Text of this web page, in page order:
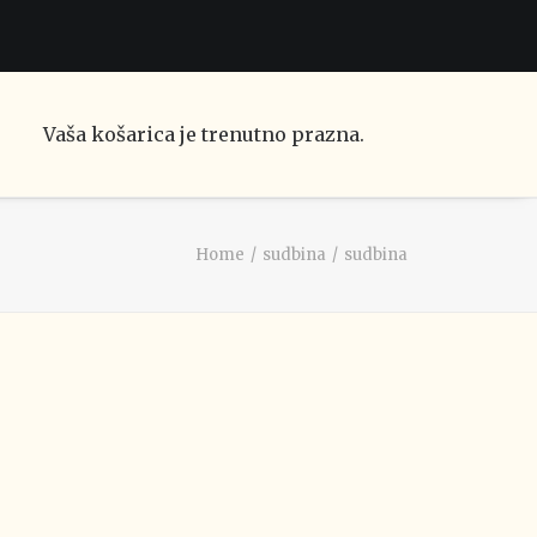
Vaša košarica je trenutno prazna.
Home sudbina sudbina